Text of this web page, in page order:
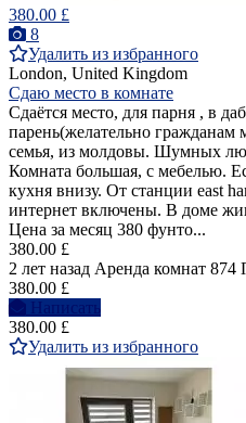
380.00 £
8
Удалить из избранного
London, United Kingdom
Сдаю место в комнате
Сдаётся место, для парня , в
парень(желательно
семья, из молдовы. Шумных
Комната большая, с мебелью.
кухня внизу. От станции east
интернет включены. В доме
Цена за месяц 380 фунто...
380.00 £
2 лет назад Аренда комнат 874
380.00 £
Написать
380.00 £
Удалить из избранного